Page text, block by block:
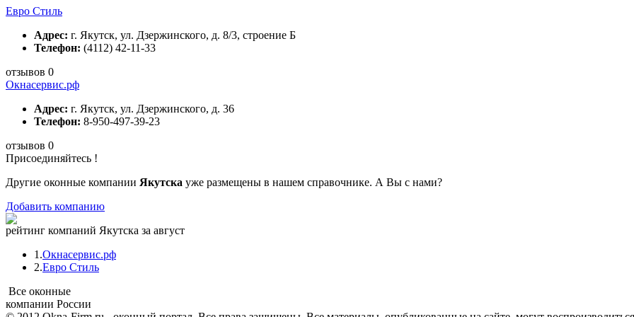
Евро Стиль
Адрес: г. Якутск, ул. Дзержинского, д. 8/3, строение Б
Телефон: (4112) 42-11-33
отзывов 0
Окнасервис.рф
Адрес: г. Якутск, ул. Дзержинского, д. 36
Телефон: 8-950-497-39-23
отзывов 0
Присоединяйтесь !
Другие оконные компании Якутска уже размещены в нашем справочнике. А Вы с нами?
Добавить компанию
рейтинг компаний Якутска за август
1.Окнасервис.рф
2.Евро Стиль
Все оконные
компании России